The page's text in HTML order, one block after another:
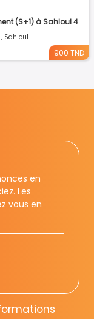
(S+1) à Sahloul 4
Sahloul
900 TND
en
Les
vous en